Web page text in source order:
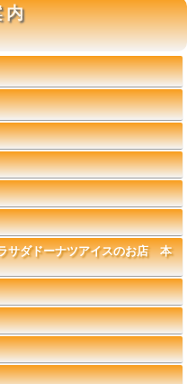
内
サダドーナツアイスのお店 本